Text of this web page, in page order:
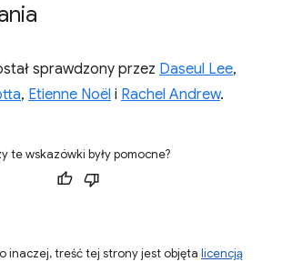
sprawdzony przez Daseul Lee,
, Etienne Noël i Rachel Andrew.
te wskazówki były pomocne?
inaczej, treść tej strony jest objęta licencją